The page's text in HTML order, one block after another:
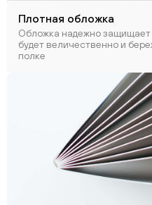
Плотная обложка
Обложка надежно защищает
будет величественно и
полке